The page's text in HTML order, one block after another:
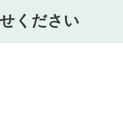
ください